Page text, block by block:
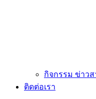
กิจกรรม ข่าวส
ติดต่อเรา